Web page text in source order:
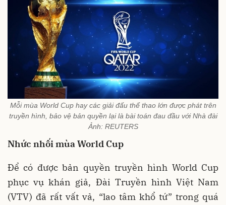
Mỗi mùa World Cup hay các giải đấu thể thao lớn được phát trên
truyền hình, bảo vệ bản quyền lại là bài toán đau đầu với Nhà đài
Ảnh: REUTERS
Nhức nhối mùa World Cup
Để có được bản quyền truyền hình World Cup
phục vụ khán giả, Đài Truyền hình Việt Nam
(VTV) đã rất vất vả, “lao tâm khổ tứ” trong quá